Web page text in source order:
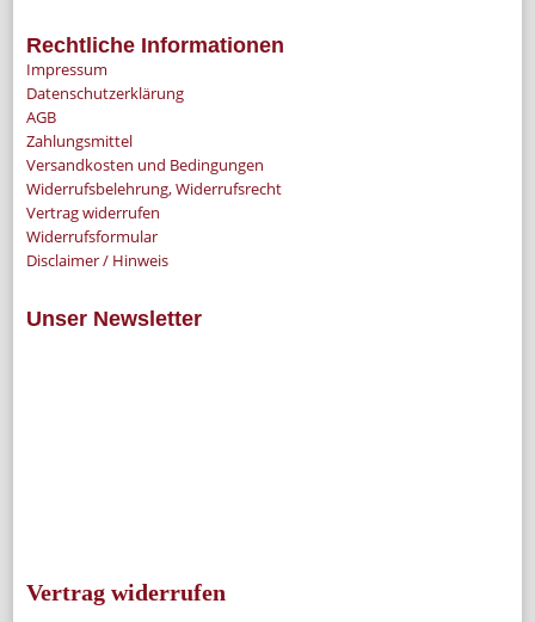
Rechtliche Informationen
Impressum
Datenschutzerklärung
AGB
Zahlungsmittel
Versandkosten und Bedingungen
Widerrufsbelehrung, Widerrufsrecht
Vertrag widerrufen
Widerrufsformular
Disclaimer / Hinweis
Unser Newsletter
Vertrag widerrufen